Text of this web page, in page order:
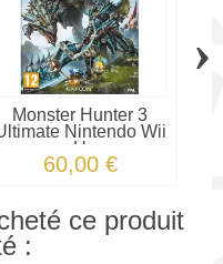
Monster Hunter 3
Nintendo Wii
U
60,00 €
›
ce produit
: